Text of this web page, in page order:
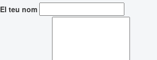
El teu nom